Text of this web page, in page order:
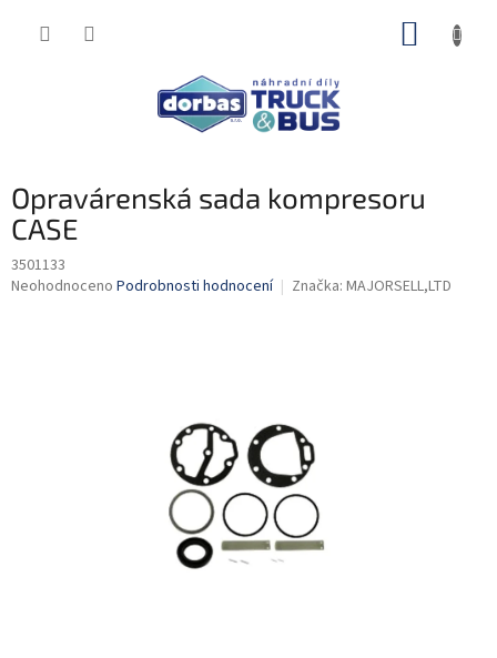
Opravárenská sada kompresoru
CASE
3501133
Průměrné
Neohodnoceno Podrobnosti hodnocení Značka: MAJORSELL,LTD